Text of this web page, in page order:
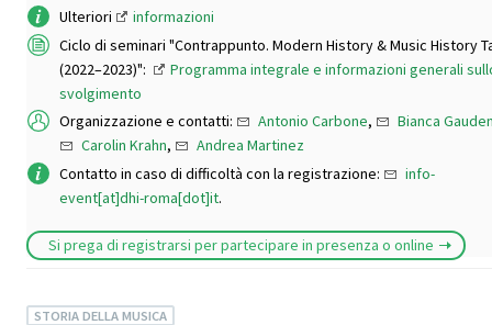
Ulteriori
informazioni
Ciclo di seminari "Contrappunto. Modern History & Music History
(2022–2023)":
Programma integrale e informazioni generali
svolgimento
Organizzazione e contatti:
Antonio Carbone,
Bianca
Carolin Krahn,
Andrea Martinez
Contatto in caso di difficoltà con la registrazione:
info-
event[at]dhi-roma[dot]it.
Si prega di registrarsi per partecipare in presenza o online
STORIA DELLA MUSICA